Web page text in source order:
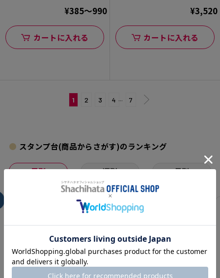
¥385～990
カートに入れる
¥3,520
カートに入れる
1 2 3 4 ··· 7
スタンプ台(商品からさがす)のランキング
日別 週別 月別
いろもよう わらべ